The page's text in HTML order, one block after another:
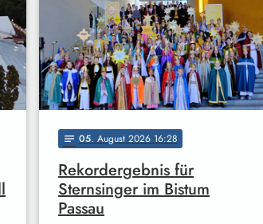
notes 05. August 2026 16:28
Rekordergebnis für
Sternsinger im Bistum
Passau